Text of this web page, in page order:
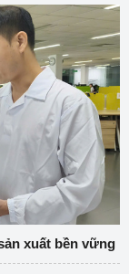
xuất bền vững